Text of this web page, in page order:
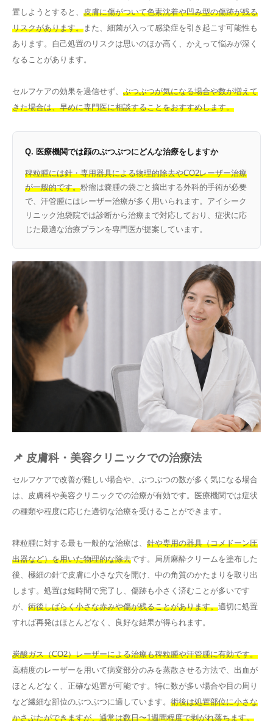
置しようとすると、 皮膚に傷がついて色素沈着や凹み型の傷跡が残る
リスクがあります。また、細菌が入って感染症を引き起こす可能性も
あります。自己処置のリスクは思いのほか高く、かえって悩みが深く
なることがあります。
セルフケアの効果を過信せず、 ぶつぶつが気になる場合や数が増えて
きた場合は、早めに専門医に相談することをおすすめします。
Q. 医療機関では顔のぶつぶつにどんな治療をしますか
稗粒腫には針・専用器具による物理的除去やCO2レーザー治療
が一般的です。粉瘤は嚢腫の袋ごと摘出する外科的手術が必要
で、汗管腫にはレーザー治療が多く用いられます。アイシーク
リニック池袋院では診断から治療まで対応しており、症状に応
じた最適な治療プランを専門医が提案しています。
📌 皮膚科・美容クリニックでの治療法
セルフケアで改善が難しい場合や、ぶつぶつの数が多く気になる場合
は、皮膚科や美容クリニックでの治療が有効です。医療機関では症状
の種類や程度に応じた適切な治療を受けることができます。
稗粒腫に対する最も一般的な治療は、 針や専用の器具（コメドーン圧
出器など）を用いた物理的な除去です。局所麻酔クリームを塗布した
後、極細の針で皮膚に小さな穴を開け、中の角質のかたまりを取り出
します。処置は短時間で完了し、傷跡も小さく済むことが多いです
が、 術後しばらく小さな赤みや傷が残ることがあります。適切に処置
すれば再発はほとんどなく、良好な結果が得られます。
炭酸ガス（CO2）レーザーによる治療も稗粒腫や汗管腫に有効です。
高精度のレーザーを用いて病変部分のみを蒸散させる方法で、出血が
ほとんどなく、正確な処置が可能です。特に数が多い場合や目の周り
など繊細な部位のぶつぶつに適しています。 術後は処置部位に小さな
かさぶたができますが、通常は数日〜1週間程度で剥がれ落ちます。